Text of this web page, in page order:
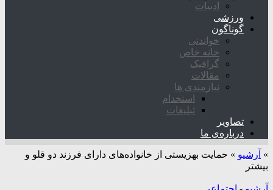
ادبیات
ورزشی
گوناگون
خواندنی
خانه خاص
گرافیک
مقالات
نیازمندی ها
استخدام
تبلیغات
تصاویر
درباره‌ی ما
» آرشیو » حمایت بهزیستی از خانواده‌های دارای فرزند دو قلو و
بیشتر